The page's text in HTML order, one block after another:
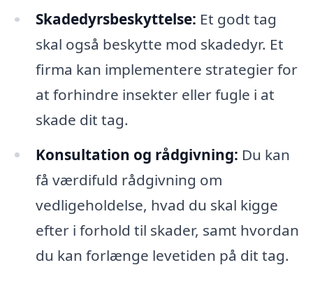
Skadedyrsbeskyttelse: Et godt tag
skal også beskytte mod skadedyr. Et
firma kan implementere strategier for
at forhindre insekter eller fugle i at
skade dit tag.
Konsultation og rådgivning: Du kan
få værdifuld rådgivning om
vedligeholdelse, hvad du skal kigge
efter i forhold til skader, samt hvordan
du kan forlænge levetiden på dit tag.